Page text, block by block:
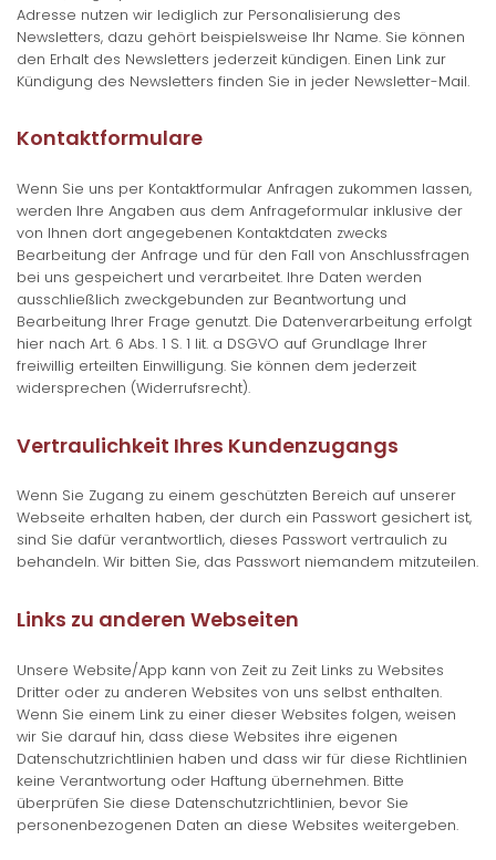
Adresse nutzen wir lediglich zur Personalisierung des
Newsletters, dazu gehört beispielsweise Ihr Name. Sie können
den Erhalt des Newsletters jederzeit kündigen. Einen Link zur
Kündigung des Newsletters finden Sie in jeder Newsletter-Mail.
Kontaktformulare
Wenn Sie uns per Kontaktformular Anfragen zukommen lassen,
werden Ihre Angaben aus dem Anfrageformular inklusive der
von Ihnen dort angegebenen Kontaktdaten zwecks
Bearbeitung der Anfrage und für den Fall von Anschlussfragen
bei uns gespeichert und verarbeitet. Ihre Daten werden
ausschließlich zweckgebunden zur Beantwortung und
Bearbeitung Ihrer Frage genutzt. Die Datenverarbeitung erfolgt
hier nach Art. 6 Abs. 1 S. 1 lit. a DSGVO auf Grundlage Ihrer
freiwillig erteilten Einwilligung. Sie können dem jederzeit
widersprechen (Widerrufsrecht).
Vertraulichkeit Ihres Kundenzugangs
Wenn Sie Zugang zu einem geschützten Bereich auf unserer
Webseite erhalten haben, der durch ein Passwort gesichert ist,
sind Sie dafür verantwortlich, dieses Passwort vertraulich zu
behandeln. Wir bitten Sie, das Passwort niemandem mitzuteilen.
Links zu anderen Webseiten
Unsere Website/App kann von Zeit zu Zeit Links zu Websites
Dritter oder zu anderen Websites von uns selbst enthalten.
Wenn Sie einem Link zu einer dieser Websites folgen, weisen
wir Sie darauf hin, dass diese Websites ihre eigenen
Datenschutzrichtlinien haben und dass wir für diese Richtlinien
keine Verantwortung oder Haftung übernehmen. Bitte
überprüfen Sie diese Datenschutzrichtlinien, bevor Sie
personenbezogenen Daten an diese Websites weitergeben.